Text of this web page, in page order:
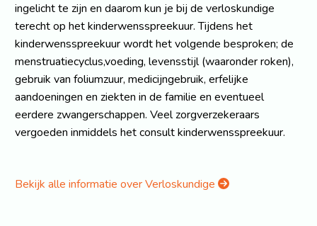
ingelicht te zijn en daarom kun je bij de verloskundige
terecht op het kinderwensspreekuur. Tijdens het
kinderwensspreekuur wordt het volgende besproken; de
menstruatiecyclus,voeding, levensstijl (waaronder roken),
gebruik van foliumzuur, medicijngebruik, erfelijke
aandoeningen en ziekten in de familie en eventueel
eerdere zwangerschappen. Veel zorgverzekeraars
vergoeden inmiddels het consult kinderwensspreekuur.
Bekijk alle informatie over Verloskundige